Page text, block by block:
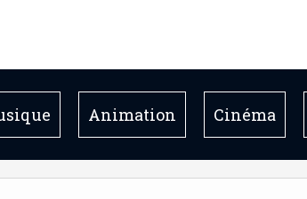
Animation Cinéma